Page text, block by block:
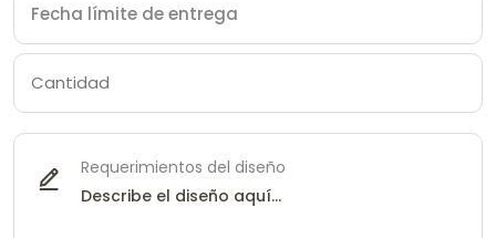
Requerimientos del diseño